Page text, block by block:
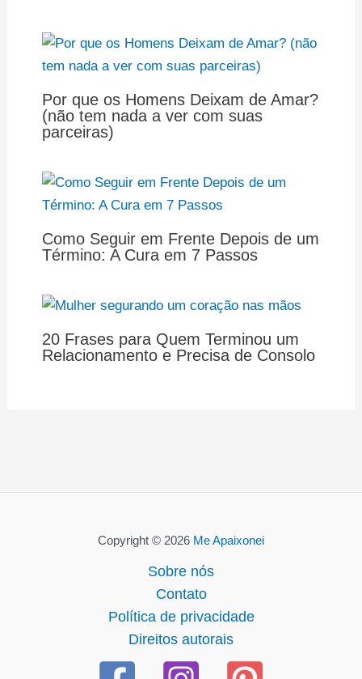
Por que os Homens Deixam de Amar?
(não tem nada a ver com suas
parceiras)
Como Seguir em Frente Depois de um
Término: A Cura em 7 Passos
20 Frases para Quem Terminou um
Relacionamento e Precisa de Consolo
Copyright © 2026 Me Apaixonei
Sobre nós
Contato
Política de privacidade
Direitos autorais